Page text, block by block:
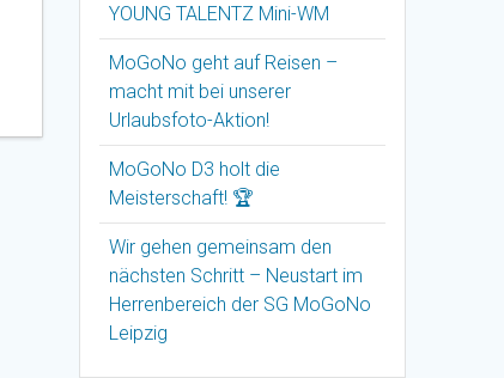
YOUNG TALENTZ Mini-WM
MoGoNo geht auf Reisen –
macht mit bei unserer
Urlaubsfoto-Aktion!
MoGoNo D3 holt die
Meisterschaft! 🏆
Wir gehen gemeinsam den
nächsten Schritt – Neustart im
Herrenbereich der SG MoGoNo
Leipzig